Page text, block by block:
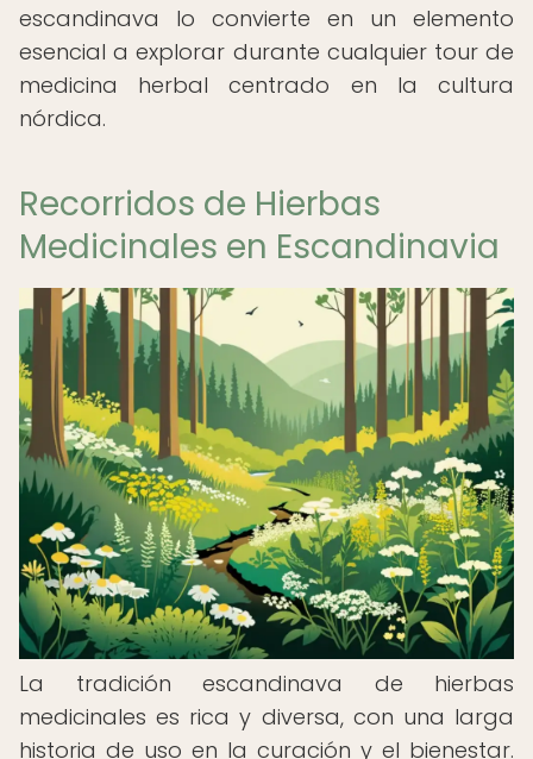
escandinava lo convierte en un elemento
esencial a explorar durante cualquier tour de
medicina herbal centrado en la cultura
nórdica.
Recorridos de Hierbas
Medicinales en Escandinavia
La tradición escandinava de hierbas
medicinales es rica y diversa, con una larga
historia de uso en la curación y el bienestar.